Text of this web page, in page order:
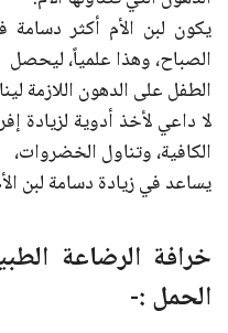
يكون لبن الأم أكثر
الصباح، وهذا علمياً، ليحصل
الطفل على الدهون اللازمة
لا داعي لأخذ أدوية لزيادة
الكافية، وتناول الخضروات،
يساعد في زيادة دسامة لبن
خرافة الرضاعة
الحمل :-